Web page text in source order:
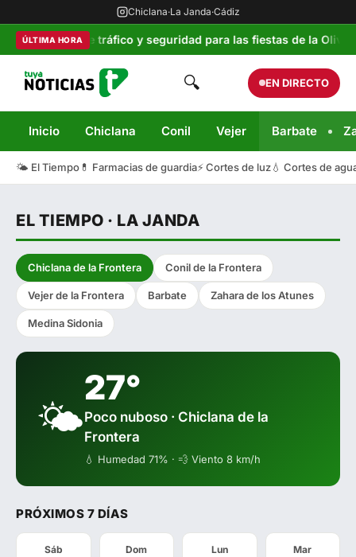
Chiclana·La Janda·Cádiz
ÚLTIMA HORA
plan de tráfico y seguridad para las fiestas de la Oliva
🔍 EN DIRECTO
Inicio Chiclana Conil Vejer Barbate
🌤️ El Tiempo 💊 Farmacias de guardia⚡ Cortes de luz💧 Cortes de
EL TIEMPO · LA JANDA
Chiclana de la Frontera Conil de la Frontera
Vejer de la Frontera Barbate Zahara de los Atunes
Medina Sidonia
🌤️
27°
Poco nuboso · Chiclana de la
Frontera
💧 Humedad 71% · 💨 Viento 8 km/h
PRÓXIMOS 7 DÍAS
Sáb Dom Lun Mar